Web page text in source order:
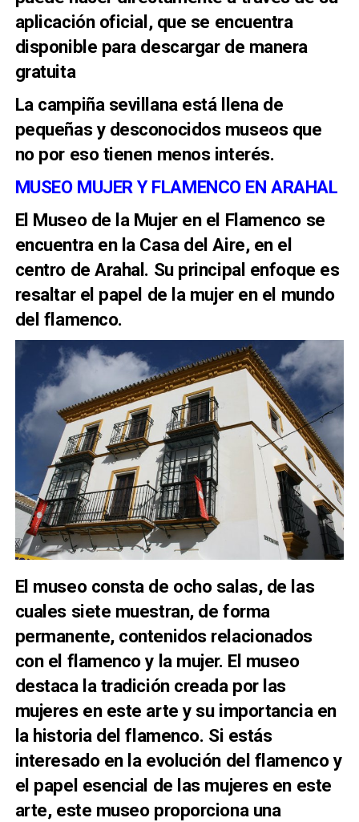
aplicación oficial, que se encuentra
disponible para descargar de manera
gratuita
La campiña sevillana está llena de
pequeñas y desconocidos museos que
no por eso tienen menos interés.
MUSEO MUJER Y FLAMENCO EN ARAHAL
El Museo de la Mujer en el Flamenco se
encuentra en la Casa del Aire, en el
centro de Arahal. Su principal enfoque es
resaltar el papel de la mujer en el mundo
del flamenco.
El museo consta de ocho salas, de las
cuales siete muestran, de forma
permanente, contenidos relacionados
con el flamenco y la mujer. El museo
destaca la tradición creada por las
mujeres en este arte y su importancia en
la historia del flamenco. Si estás
interesado en la evolución del flamenco y
el papel esencial de las mujeres en este
arte, este museo proporciona una